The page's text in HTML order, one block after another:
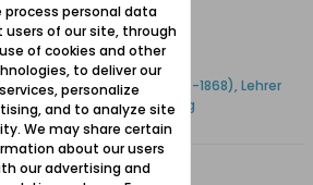
1.419
Gotthilf Löschin (1790-1868), Lehrer
Ehrenbürger Danzig
process personal data
users of our site, through
of cookies and other
to deliver our
services, personalize
and to analyze site
We may share certain
about our users
our advertising and